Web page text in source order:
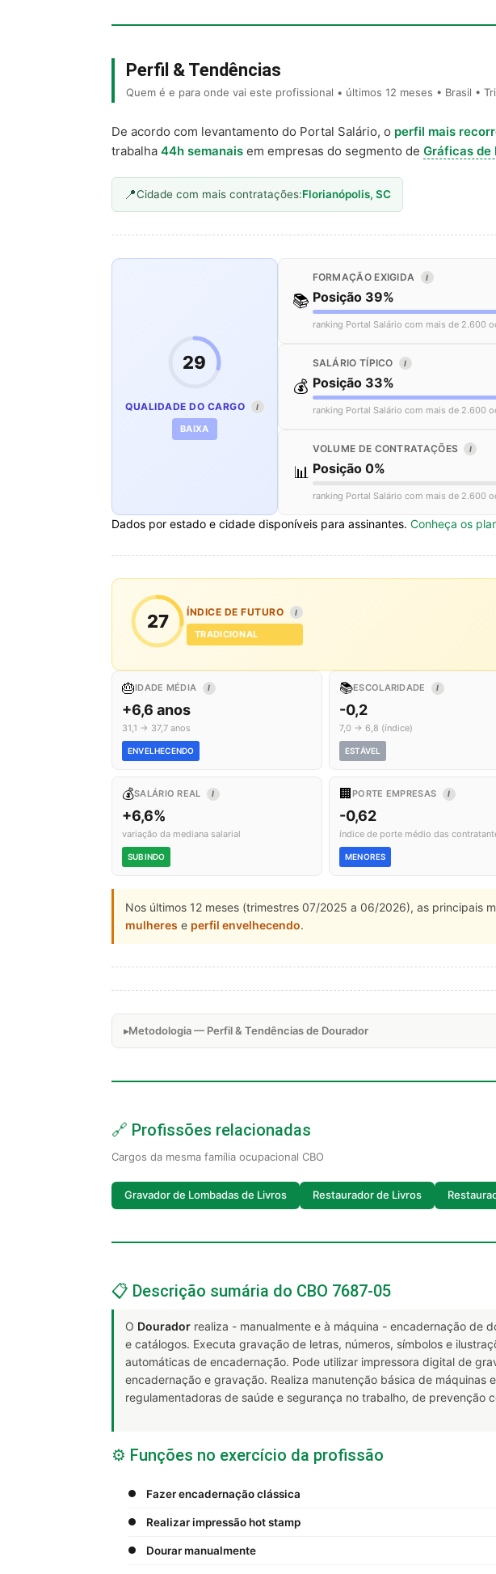
Perfil & Tendências
Quem é e para onde vai este profissional • últimos 12 meses • Brasil •
De acordo com levantamento do Portal Salário, o perfil mais
trabalha 44h semanais em empresas do segmento de Gráficas de
Cidade com mais contratações:Florianópolis, SC
29
QUALIDADE DO CARGO I
BAIXA
📚
FORMAÇÃO EXIGIDA I
Posição 39%
ranking Portal Salário com mais de 2.600
💰
SALÁRIO TÍPICO I
Posição 33%
ranking Portal Salário com mais de 2.600
📊
VOLUME DE CONTRATAÇÕES I
Posição 0%
ranking Portal Salário com mais de 2.600
Dados por estado e cidade disponíveis para assinantes. Conheça os
27 ÍNDICE DE FUTURO I
TRADICIONAL
🎂IDADE MÉDIA I
+6,6 anos
31,1 → 37,7 anos
ENVELHECENDO
📚ESCOLARIDADE I
-0,2
7,0 → 6,8 (índice)
ESTÁVEL
💰SALÁRIO REAL I
+6,6%
variação da mediana salarial
SUBINDO
🏢 PORTE EMPRESAS I
-0,62
índice de porte médio das
MENORES
Nos últimos 12 meses (trimestres 07/2025 a 06/2026), as principais
mulheres e perfil envelhecendo.
Metodologia — Perfil & Tendências de Dourador
🔗 Profissões relacionadas
Cargos da mesma família ocupacional CBO
Gravador de Lombadas de Livros Restaurador de Livros
📋 Descrição sumária do CBO 7687-05
O Dourador realiza - manualmente e à máquina - encadernação de
e catálogos. Executa gravação de letras, números, símbolos e
automáticas de encadernação. Pode utilizar impressora digital de
encadernação e gravação. Realiza manutenção básica de
regulamentadoras de saúde e segurança no trabalho, de prevenção
⚙️ Funções no exercício da profissão
Fazer encadernação clássica
Realizar impressão hot stamp
Dourar manualmente